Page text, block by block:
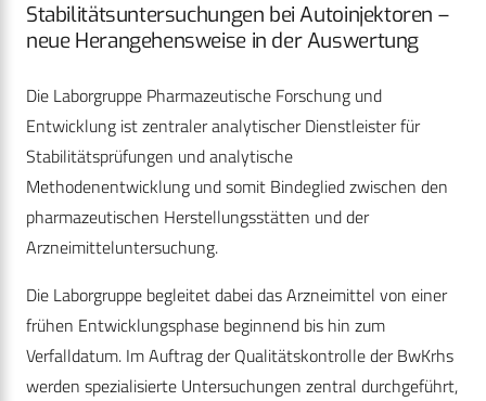
Stabilitätsuntersuchungen bei Autoinjektoren –
neue Herangehensweise in der Auswertung
Die Laborgruppe Pharmazeutische Forschung und
Entwicklung ist zentraler analytischer Dienstleister für
Stabilitätsprüfungen und analytische
Methodenentwicklung und somit Bindeglied zwischen den
pharmazeutischen Herstellungsstätten und der
Arzneimitteluntersuchung.
Die Laborgruppe begleitet dabei das Arzneimittel von einer
frühen Entwicklungsphase beginnend bis hin zum
Verfalldatum. Im Auftrag der Qualitätskontrolle der BwKrhs
werden spezialisierte Untersuchungen zentral durchgeführt,